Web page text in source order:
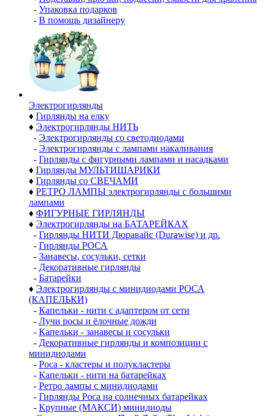
- Упаковка подарков
- В помощь дизайнеру
Электро­гирлянды
♦ Гирлянды на елку
♦ Электрогирлянды НИТЬ
- Электрогирлянды со светодиодами
- Электрогирлянды с лампами накаливания
- Гирлянды с фигурными лампами и насадками
♦ Гирлянды МУЛЬТИШАРИКИ
♦ Гирлянды со СВЕЧАМИ
♦ РЕТРО ЛАМПЫ электрогирлянды с большими
лампами
♦ ФИГУРНЫЕ ГИРЛЯНДЫ
♦ Электрогирлянды на БАТАРЕЙКАХ
- Гирлянды НИТИ Дюравайс (Durawise) и др.
- Гирлянды РОСА
- Занавесы, сосульки, сетки
- Декоративные гирлянды
- Батарейки
♦ Электрогирлянды с минидиодами РОСА
(КАПЕЛЬКИ)
- Капельки - нити с адаптером от сети
- Лучи росы и ёлочные дожди
- Капельки - занавесы и сосульки
- Декоративные гирлянды и композиции с
минидиодами
- Роса - кластеры и полукластеры
- Капельки - нити на батарейках
- Ретро лампы с минидиодами
- Гирлянды Роса на солнечных батарейках
- Крупные (МАКСИ) минидиоды